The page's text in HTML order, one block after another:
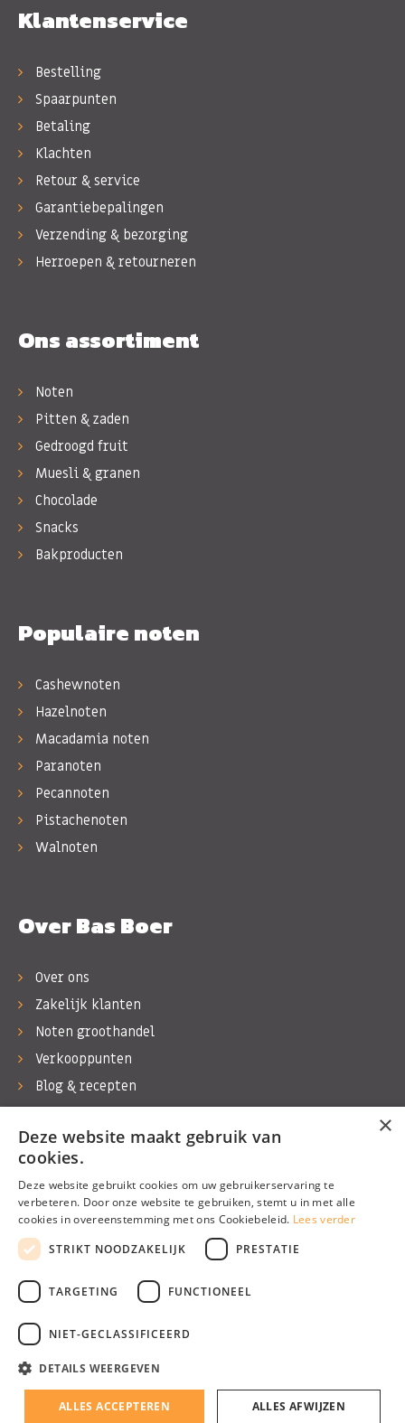
Klantenservice
Bestelling
Spaarpunten
Betaling
Klachten
Retour & service
Garantiebepalingen
Verzending & bezorging
Herroepen & retourneren
Ons assortiment
Noten
Pitten & zaden
Gedroogd fruit
Muesli & granen
Chocolade
Snacks
Bakproducten
Populaire noten
Cashewnoten
Hazelnoten
Macadamia noten
Paranoten
Pecannoten
Pistachenoten
Walnoten
Over Bas Boer
Over ons
Zakelijk klanten
Noten groothandel
Verkooppunten
Blog & recepten
Werken bij Bas Boer Noten
Contact
©1974 - 2026 Bas Boer Noten
Algemene voorwaarden Privacy Policy
×
Deze website maakt gebruik van
cookies.
Deze website gebruikt cookies om uw gebruikerservaring te
verbeteren. Door onze website te gebruiken, stemt u in met alle
cookies in overeenstemming met ons Cookiebeleid. Lees verder
STRIKT NOODZAKELIJK
PRESTATIE
TARGETING FUNCTIONEEL
NIET-GECLASSIFICEERD
DETAILS WEERGEVEN
ALLES ACCEPTEREN ALLES AFWIJZEN